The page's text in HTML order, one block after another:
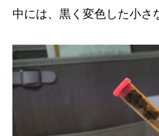
中には、黒く変色した小さ